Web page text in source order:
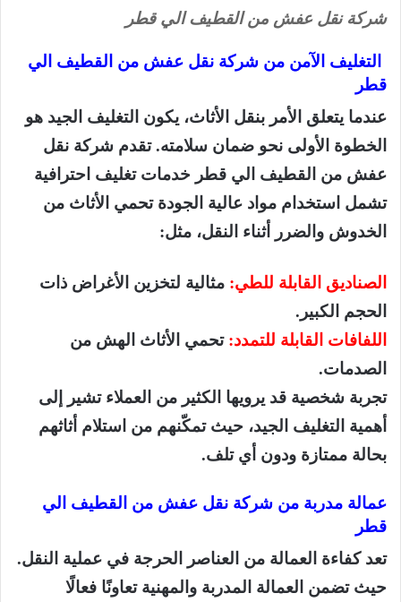
شركة نقل عفش من القطيف الي قطر
التغليف الآمن من شركة نقل عفش من القطيف الي
قطر
عندما يتعلق الأمر بنقل الأثاث، يكون التغليف الجيد هو
الخطوة الأولى نحو ضمان سلامته. تقدم شركة نقل
عفش من القطيف الي قطر خدمات تغليف احترافية
تشمل استخدام مواد عالية الجودة تحمي الأثاث من
الخدوش والضرر أثناء النقل، مثل:
الصناديق القابلة للطي: مثالية لتخزين الأغراض ذات
الحجم الكبير.
اللفافات القابلة للتمدد:تحمي الأثاث الهش من
الصدمات.
تجربة شخصية قد يرويها الكثير من العملاء تشير إلى
أهمية التغليف الجيد، حيث تمكّنهم من استلام أثاثهم
بحالة ممتازة ودون أي تلف.
عمالة مدربة من شركة نقل عفش من القطيف الي
قطر
تعد كفاءة العمالة من العناصر الحرجة في عملية النقل.
حيث تضمن العمالة المدربة والمهنية تعاونًا فعالًا